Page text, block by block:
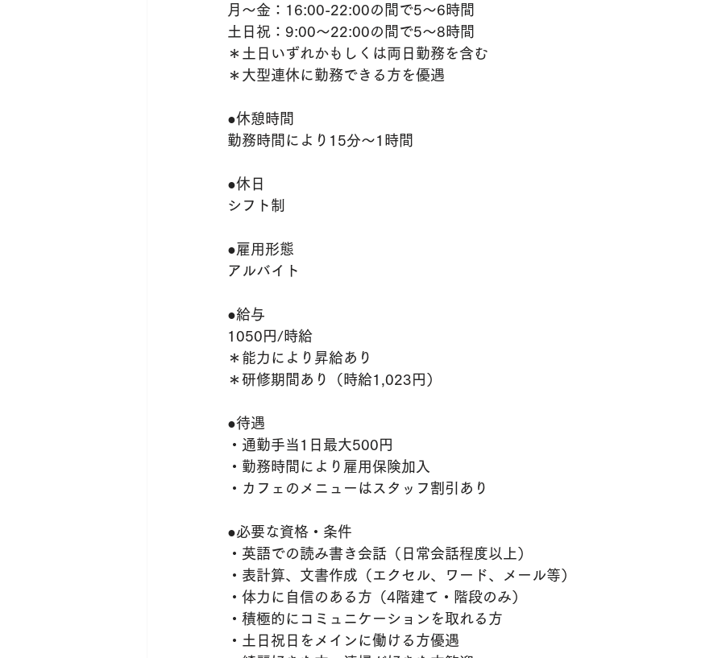
月〜金：16:00-22:00の間で5〜6時間
土日祝：9:00〜22:00の間で5〜8時間
＊土日いずれかもしくは両日勤務を含む
＊大型連休に勤務できる方を優遇
●休憩時間
勤務時間により15分〜1時間
●休日
シフト制
●雇用形態
アルバイト
●給与
1050円/時給
＊能力により昇給あり
＊研修期間あり（時給1,023円）
●待遇
・通勤手当1日最大500円
・勤務時間により雇用保険加入
・カフェのメニューはスタッフ割引あり
●必要な資格・条件
・英語での読み書き会話（日常会話程度以上）
・表計算、文書作成（エクセル、ワード、メール等）
・体力に自信のある方（4階建て・階段のみ）
・積極的にコミュニケーションを取れる方
・土日祝日をメインに働ける方優遇